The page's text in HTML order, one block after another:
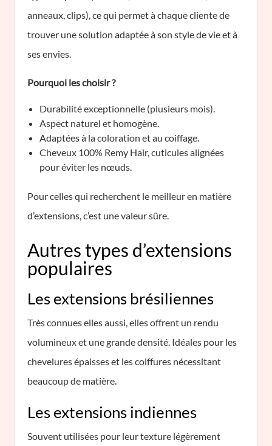
anneaux, clips), ce qui permet à chaque cliente de
trouver une solution adaptée à son style de vie et à
ses envies.
Pourquoi les choisir ?
Durabilité exceptionnelle (plusieurs mois).
Aspect naturel et homogène.
Adaptées à la coloration et au coiffage.
Cheveux 100% Remy Hair, cuticules alignées
pour éviter les nœuds.
Pour celles qui recherchent le meilleur en matière
d’extensions, c’est une valeur sûre.
Autres types d’extensions
populaires
Les extensions brésiliennes
Très connues elles aussi, elles offrent un rendu
volumineux et une grande densité. Idéales pour les
chevelures épaisses et les coiffures nécessitant
beaucoup de matière.
Les extensions indiennes
Souvent utilisées pour leur texture légèrement